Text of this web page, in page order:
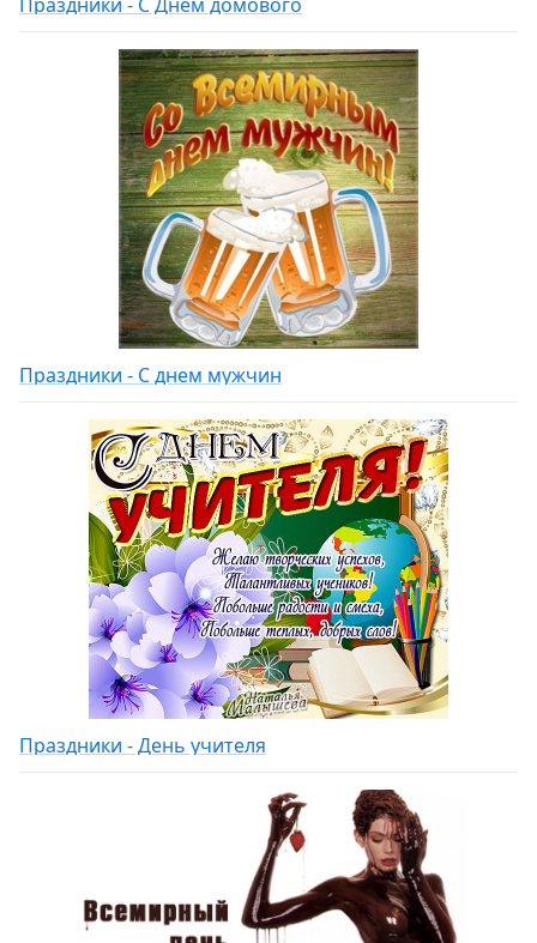
Праздники - С днем мужчин
Праздники - День учителя